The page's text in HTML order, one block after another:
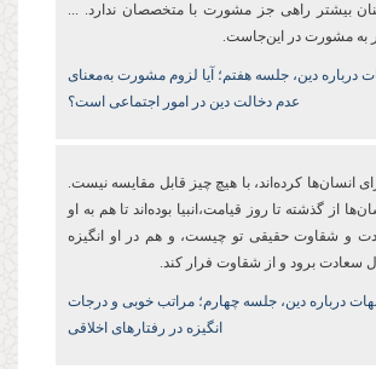
بیشتر راهی جز مشورت با متخصصان ندارد. ...
به مشورت در این‌جاست.
درباره دین،‌ جلسه هفتم؛ آیا لزوم مشورت به‌معنای
عدم دخالت دین در امور اجتماعی است؟
انسان‌ها کرده‌اند،‌ با هیچ چیز قابل مقایسه نیست.
از گذشته تا روز قیامت،انبیا بوده‌اند تا هم به او
و شقاوت حقیقی تو چیست، و هم در او انگیزه
سعادت برود و از شقاوت فرار کند.
درباره دین،‌ جلسه چهارم؛ مراتب خوبی و درجات
انگیزه در رفتارهای اخلاقی